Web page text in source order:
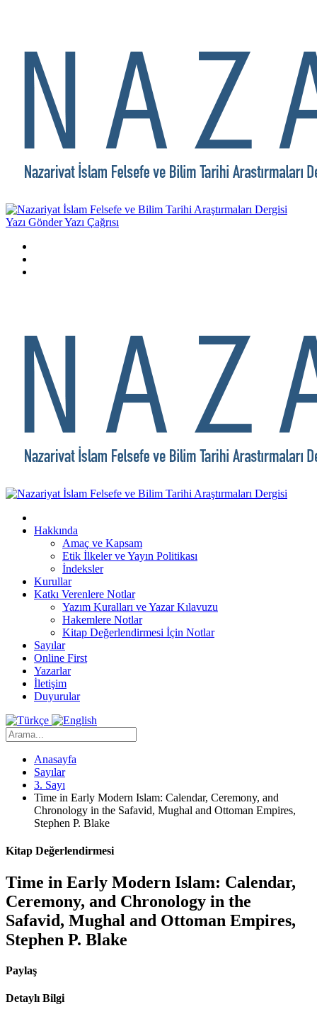
Yazı GönderYazı Çağrısı
Hakkında
Amaç ve Kapsam
Etik İlkeler ve Yayın Politikası
İndeksler
Kurullar
Katkı Verenlere Notlar
Yazım Kuralları ve Yazar Kılavuzu
Hakemlere Notlar
Kitap Değerlendirmesi İçin Notlar
Sayılar
Online First
Yazarlar
İletişim
Duyurular
Anasayfa
Sayılar
3. Sayı
Time in Early Modern Islam: Calendar, Ceremony, and
Chronology in the Safavid, Mughal and Ottoman Empires,
Stephen P. Blake
Kitap Değerlendirmesi
Time in Early Modern Islam: Calendar,
Ceremony, and Chronology in the
Safavid, Mughal and Ottoman Empires,
Stephen P. Blake
Paylaş
Detaylı Bilgi